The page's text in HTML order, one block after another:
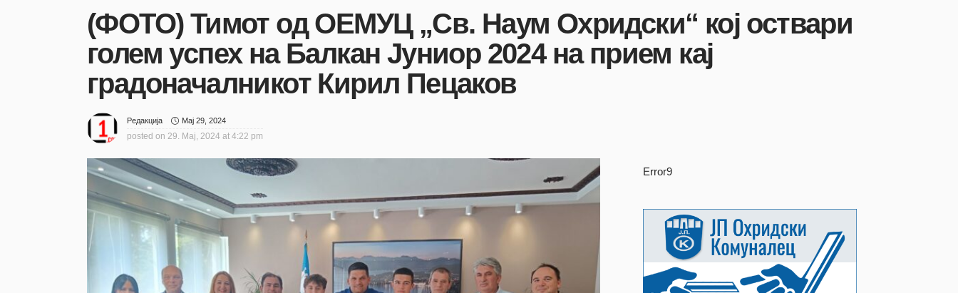
(ФОТО) Тимот од ОЕМУЦ „Св. Наум Охридски“ кој оствари
голем успех на Балкан Јуниор 2024 на прием кај
градоначалникот Кирил Пецаков
Редакција Мај 29, 2024
posted on 29. Мај, 2024 at 4:22 pm
Error9